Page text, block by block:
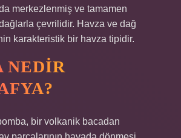
merkezlenmiş ve tamamen
çevrilidir. Havza ve dağ
karakteristik bir havza tipidir.
NEDIR
bir volkanik bacadan